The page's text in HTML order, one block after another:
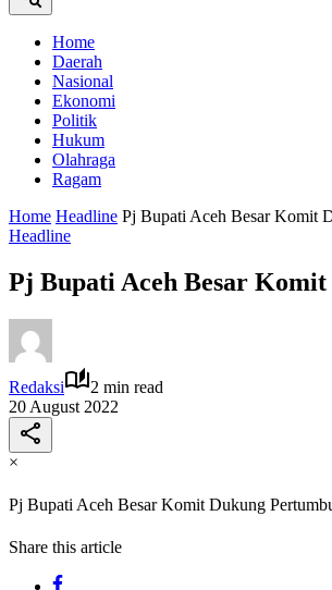
Home
Daerah
Nasional
Ekonomi
Politik
Hukum
Olahraga
Ragam
Home Headline Pj Bupati Aceh Besar Komit
Headline
Pj Bupati Aceh Besar
Redaksi
2 min read
20 August 2022
×
Pj Bupati Aceh Besar Komit Dukung
Share this article